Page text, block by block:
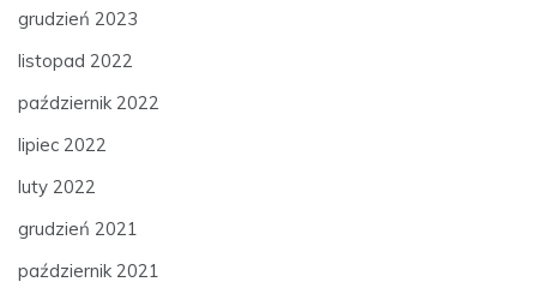
grudzień 2023
listopad 2022
październik 2022
lipiec 2022
luty 2022
grudzień 2021
październik 2021